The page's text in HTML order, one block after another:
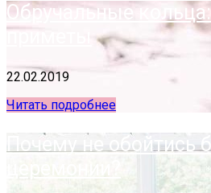
Обручальные
приметы
22.02.2019
Читать подробнее
Почему не обойтись
церемонии?